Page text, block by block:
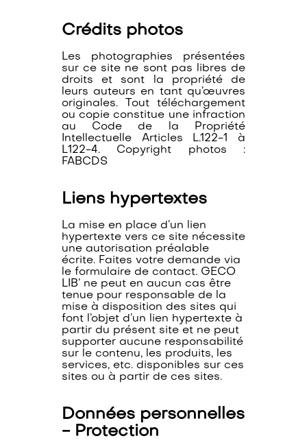
Crédits photos
Les photographies présentées
sur ce site ne sont pas libres de
droits et sont la propriété de
leurs auteurs en tant qu’œuvres
originales. Tout téléchargement
ou copie constitue une infraction
au Code de la Propriété
Intellectuelle Articles L.122-1 à
L122-4. Copyright photos :
FABCDS
Liens hypertextes
La mise en place d’un lien
hypertexte vers ce site nécessite
une autorisation préalable
écrite. Faites votre demande via
le formulaire de contact. GECO
LIB’ ne peut en aucun cas être
tenue pour responsable de la
mise à disposition des sites qui
font l’objet d’un lien hypertexte à
partir du présent site et ne peut
supporter aucune responsabilité
sur le contenu, les produits, les
services, etc. disponibles sur ces
sites ou à partir de ces sites.
Données personnelles
- Protection